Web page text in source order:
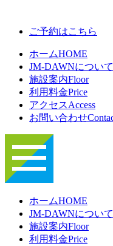
ご予約はこちら
ホームHOME
JM-DAWNについて
施設案内Floor
利用料金Price
アクセスAccess
お問い合わせ
ホームHOME
JM-DAWNについて
施設案内Floor
利用料金Price